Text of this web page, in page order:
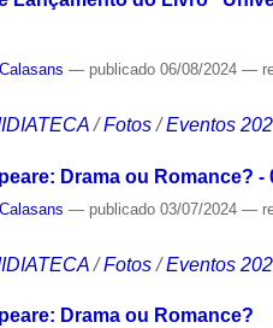
— publicado 06/08/2024—
/Fotos /Eventos
Drama ou Romance? -
— publicado 03/07/2024—
/Fotos /Eventos
Drama ou Romance?